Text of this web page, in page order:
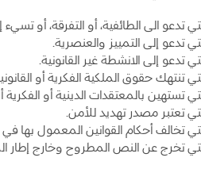
تدعو الى الطائفية، أو التفرقة، أو
تدعو إلى التمييز والعنصرية.
تدعو إلى الانشطة غير القانونية.
تنتهك حقوق الملكية الفكرية أو
تستهين بالمعتقدات الدينية أو
تعتبر مصدر تهديد للأمن.
تخالف أحكام القوانين المعمول بها في
تخرج عن النص المطروح وخارج إطار